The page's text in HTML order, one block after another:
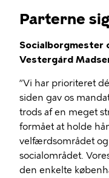
Parterne
Socialborgmester
Vestergård
”Vi har prioriteret
siden gav os
trods af en meget
formået at holde
velfærdsområdet
socialområdet.
den enkelte